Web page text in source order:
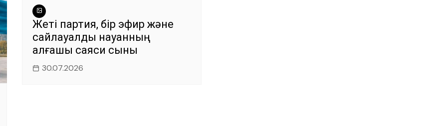
Жеті партия, бір эфир және
сайлауалды науқанның
алғашқы саяси сыны
30.07.2026